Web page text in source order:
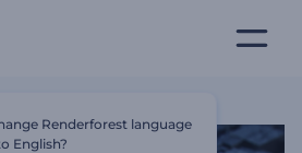
Renderforest language
English?